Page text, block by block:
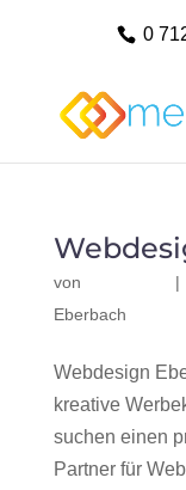
0
von |
Eberbach
Webdesign
kreative
suchen einen
Partner für